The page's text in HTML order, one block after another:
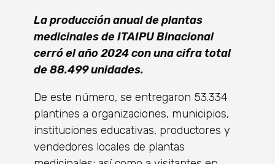
La producción anual de plantas
medicinales de ITAIPU Binacional
cerró el año 2024 con una cifra total
de 88.499 unidades.
De este número, se entregaron 53.334
plantines a organizaciones, municipios,
instituciones educativas, productores y
vendedores locales de plantas